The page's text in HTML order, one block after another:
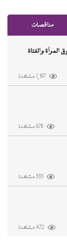
ﻣﻨﺎﻗﺼﺎت
والفتاة
1,197 مشاهدة
678 مشاهدة
555 مشاهدة
472 مشاهدة